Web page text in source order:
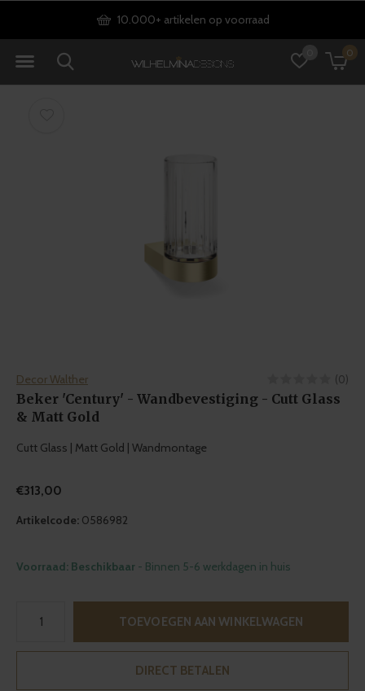
0
10.000+ artikelen op voorraad
Decor Walther (0)
Beker 'Century' - Wandbevestiging - Cutt Glass
& Matt Gold
Cutt Glass | Matt Gold | Wandmontage
€313,00
Artikelcode: 0586982
Voorraad: Beschikbaar - Binnen 5-6 werkdagen in huis
TOEVOEGEN AAN WINKELWAGEN
DIRECT BETALEN